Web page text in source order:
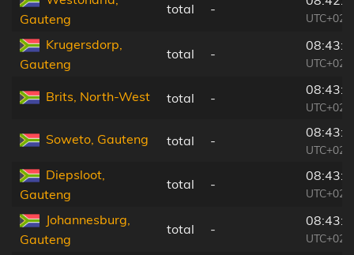
Gauteng
total -
Krugersdorp,
Gauteng
total -
Brits, North-West total -
Soweto, Gauteng total -
Diepsloot,
Gauteng
total -
Johannesburg,
Gauteng
total -